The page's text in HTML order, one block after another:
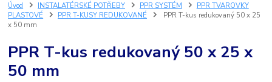
Úvod INSTALATÉRSKÉ POTŘEBY PPR SYSTÉM
PPR TVAROVKY
PLASTOVÉ
PPR T-KUSY REDUKOVANÉ
PPR T-kus redukovaný 50 x 25
x 50 mm
PPR T-kus redukovaný 50 x 25 x
50 mm